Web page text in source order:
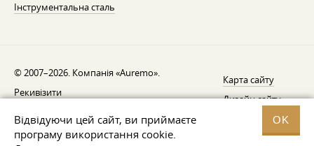
Відвідуючи цей сайт, ви приймаєте
програму використання cookie.
OK
Інструментальна сталь
© 2007–2026. Компанія «Auremo».
Рекивізити
Повідомлення про відкликання
Карта сайту
Дизайн сайту —